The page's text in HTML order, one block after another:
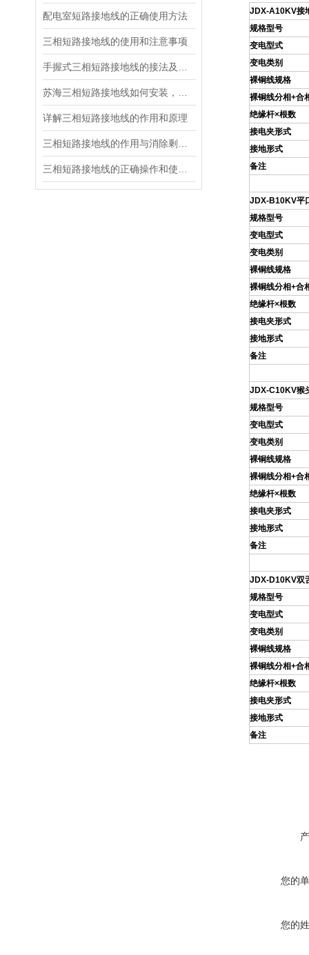
配电室短路接地线的正确使用方法
三相短路接地线的使用和注意事项
详解三相短路接地线的作用和原理
JDX-A10KV接
规格型号
变电型式
变电类别
裸铜线规格
裸铜线分相+合
绝缘杆×根数
接电夹形式
接地形式
备注
JDX-B10KV平
规格型号
变电型式
变电类别
裸铜线规格
裸铜线分相+合
绝缘杆×根数
接电夹形式
接地形式
备注
JDX-C10KV猴
规格型号
变电型式
变电类别
裸铜线规格
裸铜线分相+合
绝缘杆×根数
接电夹形式
接地形式
备注
JDX-D10KV双
规格型号
变电型式
变电类别
裸铜线规格
裸铜线分相+合
绝缘杆×根数
接电夹形式
接地形式
备注
您的
您的